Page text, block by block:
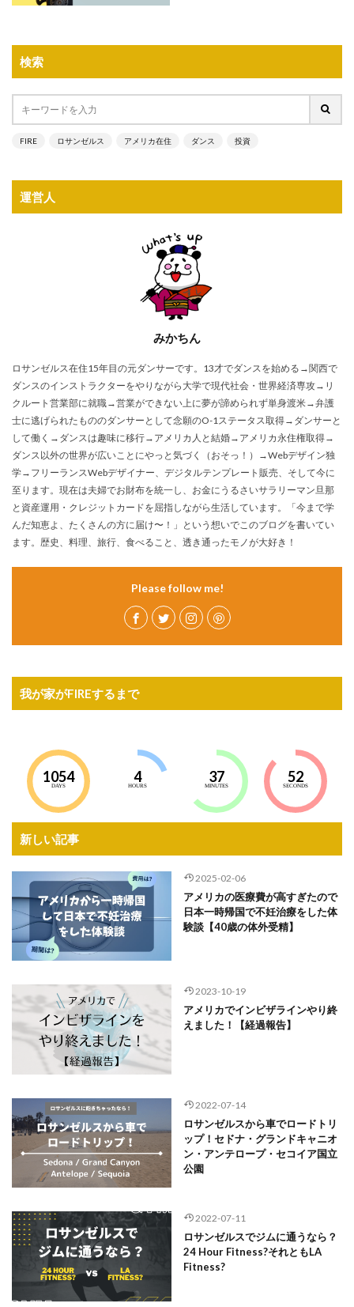
検索
FIRE ロサンゼルス アメリカ在住 ダンス 投資
運営人
みかちん
ロサンゼルス在住15年目の元ダンサーです。13才でダンスを始める→関西で
ダンスのインストラクターをやりながら大学で現代社会・世界経済専攻→リ
クルート営業部に就職→営業ができない上に夢が諦められず単身渡米→弁護
士に逃げられたもののダンサーとして念願のO-1ステータス取得→ダンサーと
して働く→ダンスは趣味に移行→アメリカ人と結婚→アメリカ永住権取得→
ダンス以外の世界が広いことにやっと気づく（おそっ！）→Webデザイン独
学→フリーランスWebデザイナー、デジタルテンプレート販売、そして今に
至ります。現在は夫婦でお財布を統一し、お金にうるさいサラリーマン旦那
と資産運用・クレジットカードを屈指しながら生活しています。「今まで学
んだ知恵よ、たくさんの方に届け〜！」という想いでこのブログを書いてい
ます。歴史、料理、旅行、食べること、透き通ったモノが大好き！
Please follow me!
我が家がFIREするまで
1054
DAYS
4
HOURS
37
MINUTES
50
SECONDS
新しい記事
2025-02-06
アメリカの医療費が高すぎたので
日本一時帰国で不妊治療をした体
験談【40歳の体外受精】
2023-10-19
アメリカでインビザラインやり終
えました！【経過報告】
2022-07-14
ロサンゼルスから車でロードトリ
ップ！セドナ・グランドキャニオ
ン・アンテロープ・セコイア国立
公園
2022-07-11
ロサンゼルスでジムに通うなら？
24 Hour Fitness?それともLA
Fitness?